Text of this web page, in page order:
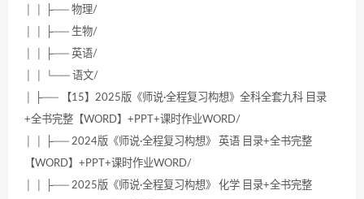
│ │ ├── 物理/
│ │ ├── 生物/
│ │ ├── 英语/
│ │ └── 语文/
│ ├── 【15】2025版《师说·全程复习构想》全科全套九科 目录
+全书完整【WORD】+PPT+课时作业WORD/
│ │ ├── 2024版《师说·全程复习构想》 英语 目录+全书完整
【WORD】+PPT+课时作业WORD/
│ │ ├── 2025版《师说·全程复习构想》 化学 目录+全书完整